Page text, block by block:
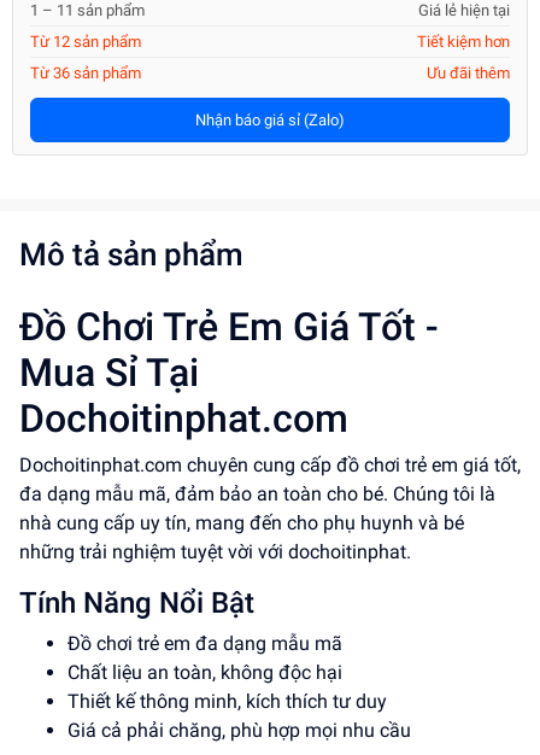
1 – 11 sản phẩm
Giá lẻ hiện tại
Từ 12 sản phẩm
Tiết kiệm hơn
Từ 36 sản phẩm
Ưu đãi thêm
Nhận báo giá sỉ (Zalo)
Mô tả sản phẩm
Đồ Chơi Trẻ Em Giá Tốt -
Mua Sỉ Tại
Dochoitinphat.com
Dochoitinphat.com chuyên cung cấp đồ chơi trẻ em giá tốt,
đa dạng mẫu mã, đảm bảo an toàn cho bé. Chúng tôi là
nhà cung cấp uy tín, mang đến cho phụ huynh và bé
những trải nghiệm tuyệt vời với dochoitinphat.
Tính Năng Nổi Bật
Đồ chơi trẻ em đa dạng mẫu mã
Chất liệu an toàn, không độc hại
Thiết kế thông minh, kích thích tư duy
Giá cả phải chăng, phù hợp mọi nhu cầu